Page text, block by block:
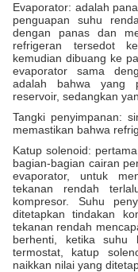
Evaporator: adalah
penguapan suhu
dengan panas dan
refrigeran tersedot
kemudian dibuang ke
evaporator sama
adalah bahwa yang
reservoir, sedangkan
Tangki penyimpanan:
memastikan bahwa
Katup solenoid:
bagian-bagian cairan
evaporator, untuk
tekanan rendah
kompresor. Suhu
ditetapkan tindakan
tekanan rendah
berhenti, ketika suhu
termostat, katup
naikkan nilai yang